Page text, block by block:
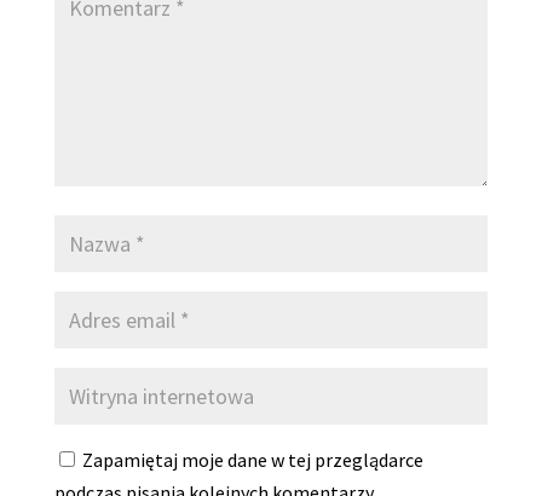
Zapamiętaj moje dane w tej przeglądarce